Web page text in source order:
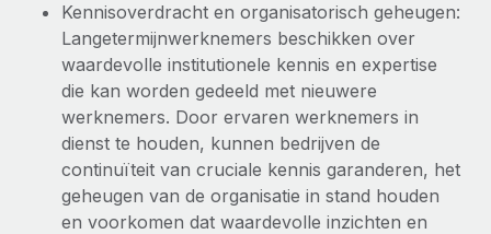
Apparaatbeheer
Lever en track wereldwijd IT-middelen
Entiteiten oprichten
Stel snel compliant entiteiten op
Mobiliteit en overplaatsing
Plaats werknemers moeiteloos over
Global Payroll
EOR en PEO
Contractor Management
Belastingen
Naar de blog
Kennisoverdracht en organisatorisch geheugen:
Langetermijnwerknemers beschikken over
waardevolle institutionele kennis en expertise
die kan worden gedeeld met nieuwere
werknemers. Door ervaren werknemers in
dienst te houden, kunnen bedrijven de
continuïteit van cruciale kennis garanderen, het
geheugen van de organisatie in stand houden
en voorkomen dat waardevolle inzichten en